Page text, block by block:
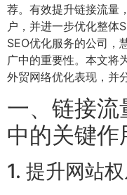
荐。有效提升链接流量
户，并进一步优化整体
SEO优化服务的公司，
广中的重要性。本文将
外贸网络优化表现，并
一、链接
中的关键作
1. 提升网站